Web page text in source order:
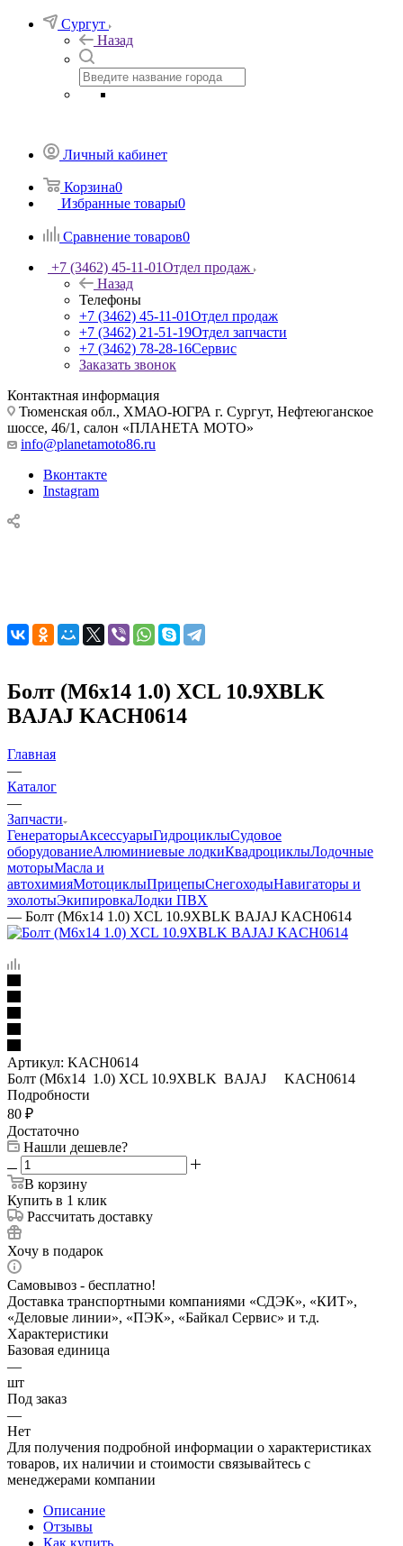
Сургут
Назад
Личный кабинет
Корзина0
Избранные товары0
Сравнение товаров0
+7 (3462) 45-11-01Отдел продаж
Назад
Телефоны
+7 (3462) 45-11-01Отдел продаж
+7 (3462) 21-51-19Отдел запчасти
+7 (3462) 78-28-16Сервис
Заказать звонок
Контактная информация
Тюменская обл., ХМАО-ЮГРА г. Сургут, Нефтеюганское
шоссе, 46/1, салон «ПЛАНЕТА МОТО»
info@planetamoto86.ru
Вконтакте
Instagram
Болт (M6x14 1.0) XCL 10.9XBLK
BAJAJ KACH0614
Главная
—
Каталог
—
Запчасти
ГенераторыАксессуарыГидроциклыСудовое
оборудованиеАлюминиевые лодкиКвадроциклыЛодочные
моторыМасла и
автохимияМотоциклыПрицепыСнегоходыНавигаторы и
эхолотыЭкипировкаЛодки ПВХ
— Болт (M6x14 1.0) XCL 10.9XBLK BAJAJ KACH0614
Артикул: KACH0614
Болт (M6x14 1.0) XCL 10.9XBLK BAJAJ KACH0614
Подробности
80 ₽
Достаточно
Нашли дешевле?
В корзину
Купить в 1 клик
Рассчитать доставку
Хочу в подарок
Самовывоз - бесплатно!
Доставка транспортными компаниями «СДЭК», «КИТ»,
«Деловые линии», «ПЭК», «Байкал Сервис» и т.д.
Характеристики
Базовая единица
—
шт
Под заказ
—
Нет
Для получения подробной информации о характеристиках
товаров, их наличии и стоимости связывайтесь с
менеджерами компании
Описание
Отзывы
Как купить